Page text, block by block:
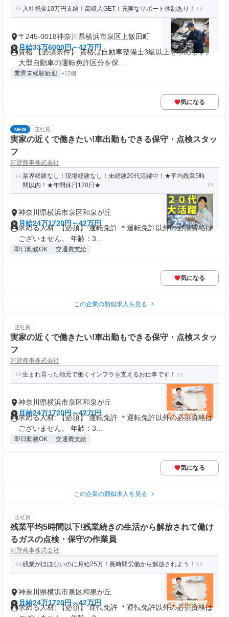
入社祝金10万円支給！高収入GET！充実なサポート体制あり！
〒245-0018神奈川県横浜市泉区上飯田町
月給33万6000円～42万円
資格 【必須条件】 資格は自動車整備士3級以上を求めます。
大型自動車の運転免許区分を保...
業界未経験歓迎 +12個
気になる
NEW 正社員
実家の近くで働きたい!車出勤もできる保守・点検スタッ
フ
河野商事株式会社
業界経験なし！現場経験なし！未経験20代活躍中！★平均残業5時
間以内！★年間休日120日★
神奈川県横浜市泉区和泉が丘
月給24万1720円～42万円
求める人材: 【必須】 運転免許 ＊運転免許以外の必須資格は
ございません。 年齢：3...
即日勤務OK 交通費支給
気になる
この企業の類似求人を見る
正社員
実家の近くで働きたい!車出勤もできる保守・点検スタッ
フ
河野商事株式会社
生まれ育った地元で働くインフラを支えるお仕事です！
神奈川県横浜市泉区和泉が丘
月給24万1720円～42万円
求める人材: 【必須】 運転免許 ＊運転免許以外の必須資格は
ございません。 年齢：3...
即日勤務OK 交通費支給
気になる
この企業の類似求人を見る
正社員
残業平均5時間以下!残業続きの生活から解放されて働け
るガスの点検・保守の作業員
河野商事株式会社
残業がほほないのに月給25万！長時間労働から解放されよう！
神奈川県横浜市泉区和泉が丘
月給24万1720円～42万円
求める人材: 【必須】 運転免許 ＊運転免許以外の必須資格は